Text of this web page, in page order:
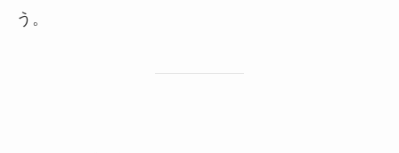
う。